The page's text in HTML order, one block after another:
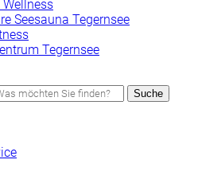
Seesauna Tegernsee
Tegernsee
Suche